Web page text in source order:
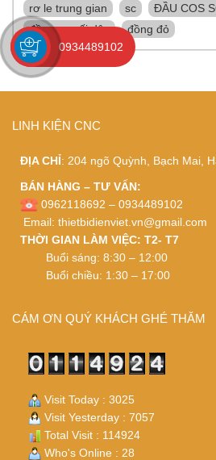
rơ le trung gian
sc ĐẦU COS
đầu cos nối dây
đồng đỏ
LINH KIỆN CNC
ĐỊA CHỈ: 204 ngõ Quỳnh, Bạch Mai,
BÁN HÀNG – TƯ VẤN:
0962118692 – 0934489102
Email: thietbidienviet.vn@gmail.com
THỜI GIAN LÀM VIỆC: T2- T7
Buổi sáng: 8:30 – 12:00
Buổi chiều: 1:30 – 17:00
CÁM ƠN QUÝ KHÁCH GHÉ THĂM
Visit Today : 3025
Visit Yesterday : 7057
Total Visit : 114924
Who's Online : 28
0934489102